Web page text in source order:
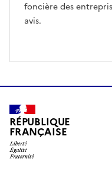
foncière des
avis.
RÉPUBLIQUE
FRANÇAISE